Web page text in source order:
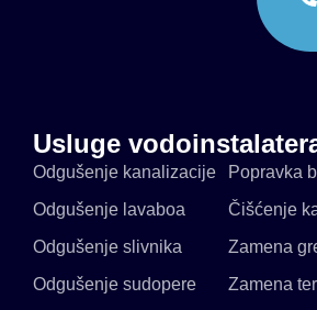
Usluge
Odgušenje kanalizacije
Odgušenje lavaboa
Odgušenje slivnika
Odgušenje sudopere
Popravka
Čišćenje
Zamena
Zamena